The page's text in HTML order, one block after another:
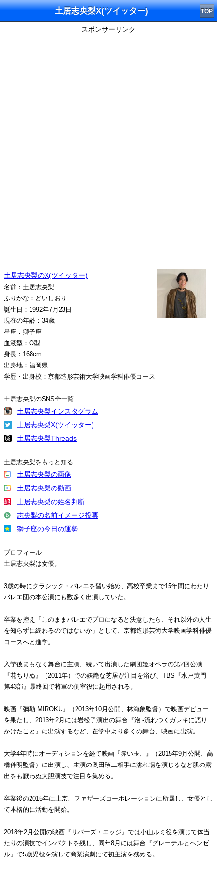
土居志央梨X(ツイッター) TOP
スポンサーリンク
土居志央梨のX(ツイッター)
名前：土居志央梨
ふりがな：どいしおり
誕生日：1992年7月23日
現在の年齢：34歳
星座：獅子座
血液型：O型
身長：168cm
出身地：福岡県
学歴・出身校：京都造形芸術大学映画学科俳優コース
土居志央梨のSNS全一覧
土居志央梨インスタグラム
土居志央梨X(ツイッター)
土居志央梨Threads
土居志央梨をもっと知る
土居志央梨の画像
土居志央梨の動画
土居志央梨の姓名判断
志央梨の名前イメージ投票
獅子座の今日の運勢
プロフィール
土居志央梨は女優。
3歳の時にクラシック・バレエを習い始め、高校卒業まで15年間にわたり
バレエ団の本公演にも数多く出演していた。
卒業を控え「このままバレエでプロになると決意したら、それ以外の人生
を知らずに終わるのではないか」として、京都造形芸術大学映画学科俳優
コースへと進学。
入学後まもなく舞台に主演、続いて出演した劇団姫オペラの第2回公演
『花ちりぬ』（2011年）での妖艶な芝居が注目を浴び、TBS『水戸黄門
第43部』最終回で将軍の側室役に起用される。
映画『彌勒 MIROKU』（2013年10月公開、林海象監督）で映画デビュー
を果たし、2013年2月には岩松了演出の舞台『泡 -流れつくガレキに語り
かけたこと』に出演するなど、在学中より多くの舞台、映画に出演。
大学4年時にオーディションを経て映画『赤い玉、』（2015年9月公開、高
橋伴明監督）に出演し、主演の奥田瑛二相手に濡れ場を演じるなど肌の露
出をも厭わぬ大胆演技で注目を集める。
卒業後の2015年に上京、ファザーズコーポレーションに所属し、女優とし
て本格的に活動を開始。
2018年2月公開の映画『リバーズ・エッジ』では小山ルミ役を演じて体当
たりの演技でインパクトを残し、同年8月には舞台『グレーテルとヘンゼ
ル』で5歳児役を演じて商業演劇にて初主演を務める。